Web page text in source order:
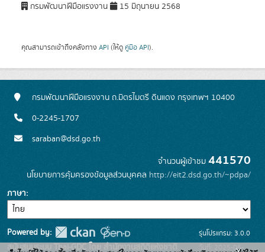
กรมพัฒนาฝีมือแรงงาน 15 มิถุนายน 2568
คุณสามารถเข้าถึงคลังทาง API (ให้ดู คู่มือ API).
กรมพัฒนาฝีมือแรงงาน ถ.มิตรไมตรี ดินแดง กรุงเทพฯ 10400
0-2245-1707
saraban@dsd.go.th
จำนวนผู้เข้าชม 441570
นโยบายการคุ้มครองข้อมูลส่วนบุคคล http://eit2.dsd.go.th/~pdpa/
ภาษา
Powered by:
สนับสนุนระบบ Thai-GDC โดย สำนักงานสถิติแห่งชาติ
รุ่นโปรแกรม: 3.0.0
วันที่: 2025-06-